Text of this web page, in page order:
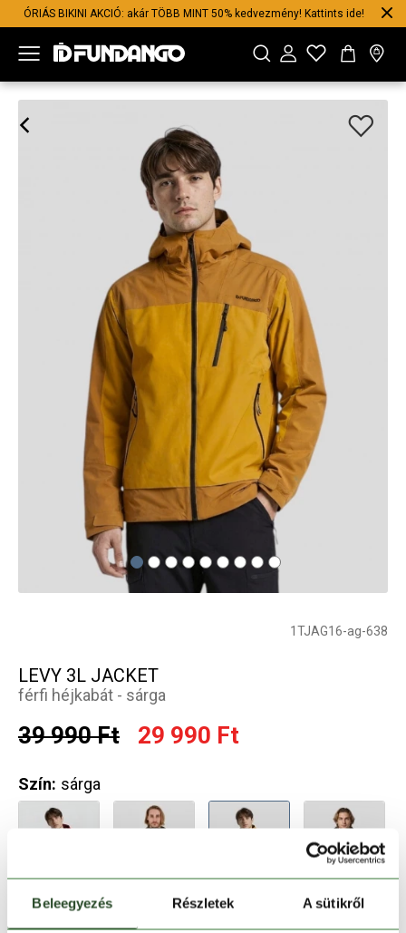
Beleegyezés Részletek A sütikről
ÓRIÁS BIKINI AKCIÓ: akár TÖBB MINT 50% kedvezmény! Kattints ide!
1TJAG16-ag-638
LEVY 3L JACKET
férfi héjkabát - sárga
39 990 Ft 29 990 Ft
Szín: sárga